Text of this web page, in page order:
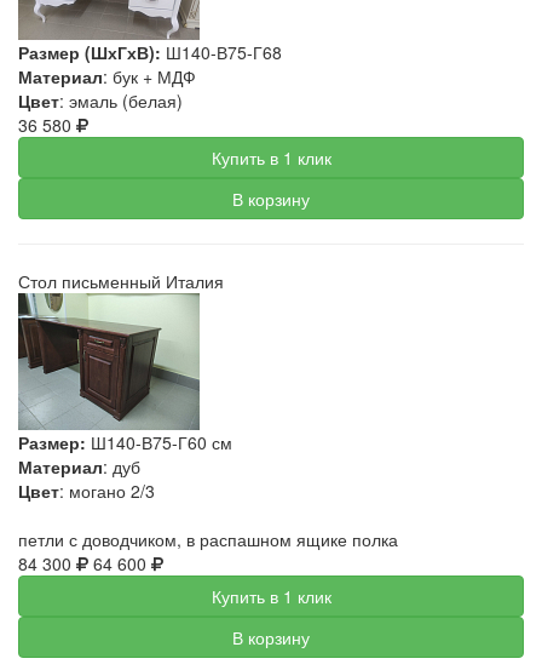
Размер (ШхГхВ): Ш140-В75-Г68
Материал: бук + МДФ
Цвет: эмаль (белая)
36 580
Купить в 1 клик
В корзину
Стол письменный Италия
Размер: Ш140-В75-Г60 см
Материал: дуб
Цвет: могано 2/3
петли с доводчиком, в распашном ящике полка
84 300
64 600
Купить в 1 клик
В корзину